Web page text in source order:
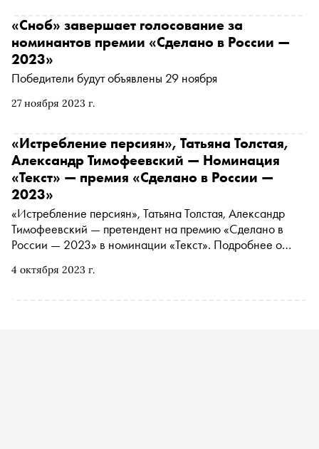
27 ноября 2023 г.
«Сноб» завершает голосование за
номинантов премии «Сделано в России —
2023»
Победители будут объявлены 29 ноября
4 октября 2023 г.
«Истребление персиян», Татьяна Толстая,
Александр Тимофеевский — Номинация
«Текст» — премия «Сделано в России —
2023»
«Истребление персиян», Татьяна Толстая, Александр
Тимофеевский — претендент на премию «Сделано в
России — 2023» в номинации «Текст». Подробнее о
партнер премии — «МТС Банк Premium&Private».